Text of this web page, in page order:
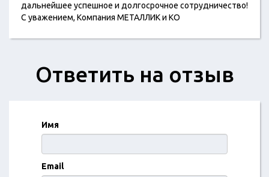
дальнейшее успешное и долгосрочное сотрудничество!
С уважением, Компания МЕТАЛЛИК и КО
Ответить на отзыв
Имя
Email